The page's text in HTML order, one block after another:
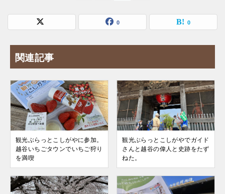
0 0
関連記事
観光ぶらっとこしがやに参加。
越谷いちごタウンでいちご狩り
を満喫
観光ぶらっとこしがやでガイド
さんと越谷の偉人と史跡をたず
ねた。